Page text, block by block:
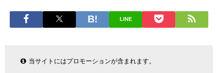
LINE
当サイトにはプロモーションが含まれます。